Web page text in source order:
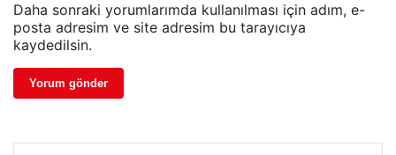
Daha sonraki yorumlarımda kullanılması için adım, e-
posta adresim ve site adresim bu tarayıcıya
kaydedilsin.